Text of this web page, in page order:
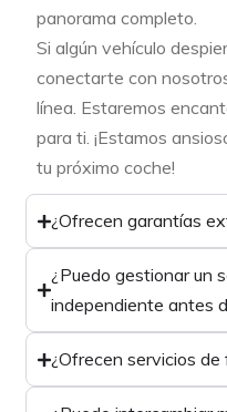
panorama completo.
Si algún vehículo
conectarte con
línea. Estaremos
para ti. ¡Estamos
tu próximo coche!
¿Ofrecen garantías
¿Puedo gestionar un
independiente antes
¿Ofrecen servicios de